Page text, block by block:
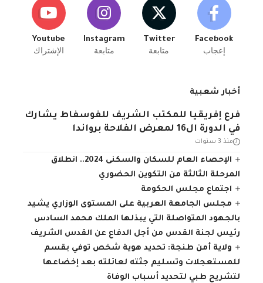
Facebook
إعجاب
Twitter
متابعة
Instagram
متابعة
Youtube
الإشتراك
أخبار شعبية
فرع إفريقيا للمكتب الشريف للفوسفاط يشارك
في الدورة ال16 لمعرض الفلاحة برواندا
منذ 3 سنوات
الإحصاء العام للسكان والسكنى 2024.. انطلاق
المرحلة الثالثة من التكوين الحضوري
اجتماع مجلس الحكومة
مجلس الجامعة العربية على المستوى الوزاري يشيد
بالجهود المتواصلة التي يبذلها الملك محمد السادس
رئيس لجنة القدس من أجل الدفاع عن القدس الشريف
ولاية أمن طنجة: تحديد هوية شخص توفي بقسم
للمستعجلات وتسليم جثته لعائلته بعد إخضاعها
لتشريح طبي لتحديد أسباب الوفاة